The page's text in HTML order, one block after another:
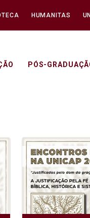
HUMANITAS
PÓS-